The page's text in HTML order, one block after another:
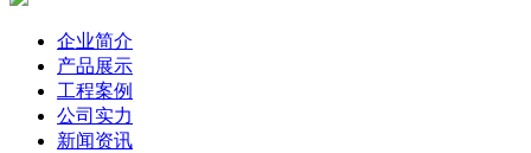
企业简介
产品展示
工程案例
公司实力
新闻资讯